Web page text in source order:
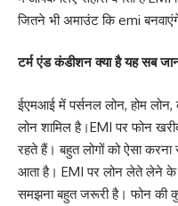
जितने भी अमाउंट कि emi
टर्म एंड कंडीशन क्या है यह सब
ईएमआई में पर्सनल लोन, होम
लोन शामिल है।EMI पर फोन
रहते हैं। बहुत लोगों को ऐसा करना
आता है। EMI पर लोन लेते लेने के
समझना बहुत जरूरी है। फोन की